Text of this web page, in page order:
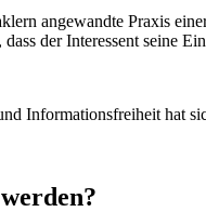
angewandte Praxis
der Interessent seine
Informationsfreiheit hat